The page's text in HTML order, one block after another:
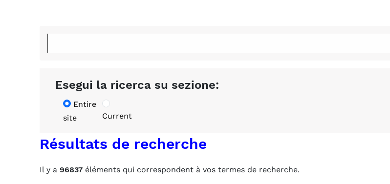
Esegui la ricerca su sezione:
Entire
site
Current
Résultats de recherche
Il y a 96837 éléments qui correspondent à vos termes de recherche.